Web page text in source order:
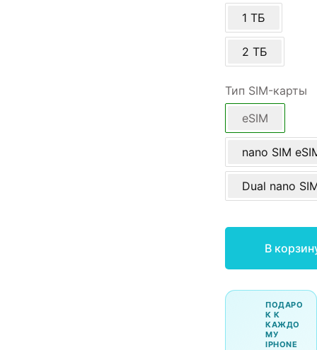
1 ТБ
2 ТБ
Тип SIM-карты
eSIM
nano SIM
Dual nano
В
ПОДАРО
К К
КАЖДО
МУ
IPHONE